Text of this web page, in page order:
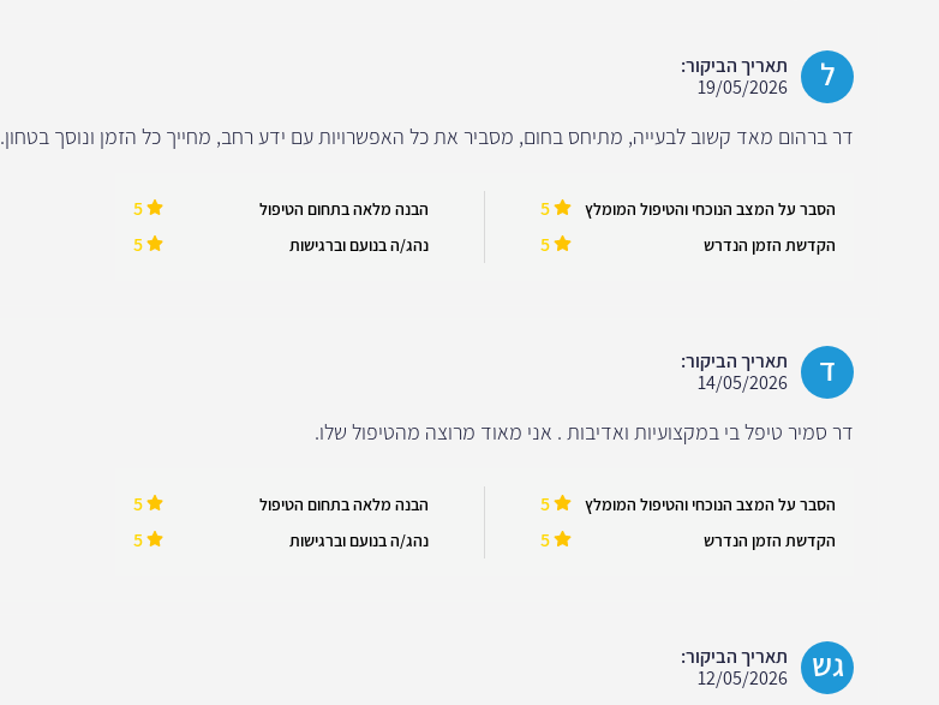
ל
תאריך הביקור:
19/05/2026
דר ברהום מאד קשוב לבעייה, מתיחס בחום, מסביר את כל האפשרויות עם ידע רחב, מחייך כל הזמן ונוסך בטחון.
הסבר על המצב הנוכחי והטיפול המומלץ 5
הקדשת הזמן הנדרש 5
הבנה מלאה בתחום הטיפול 5
נהג/ה בנועם וברגישות 5
ד
תאריך הביקור:
14/05/2026
דר סמיר טיפל בי במקצועיות ואדיבות . אני מאוד מרוצה מהטיפול שלו.
הסבר על המצב הנוכחי והטיפול המומלץ 5
הקדשת הזמן הנדרש 5
הבנה מלאה בתחום הטיפול 5
נהג/ה בנועם וברגישות 5
גש
תאריך הביקור:
12/05/2026